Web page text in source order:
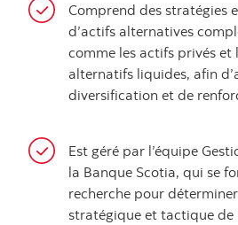
Comprend des stratégies
d’actifs alternatives
comme les actifs privés et
alternatifs liquides, afin
diversification et de
Est géré par l’équipe
la Banque Scotia, qui se
recherche pour
stratégique et tactique de